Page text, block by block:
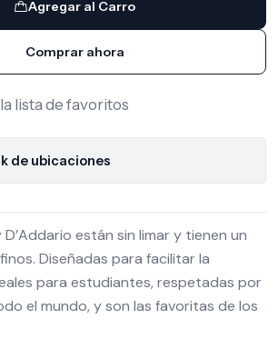
Agregar al Carro
Comprar ahora
lista de favoritos
de ubicaciones
están sin limar y tienen un
Diseñadas para facilitar la
para estudiantes, respetadas por
el mundo, y son las favoritas de los